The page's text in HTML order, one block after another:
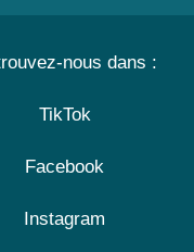
nous dans :
TikTok
Facebook
Instagram